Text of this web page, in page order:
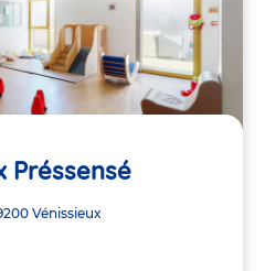
Préssensé
Vénissieux